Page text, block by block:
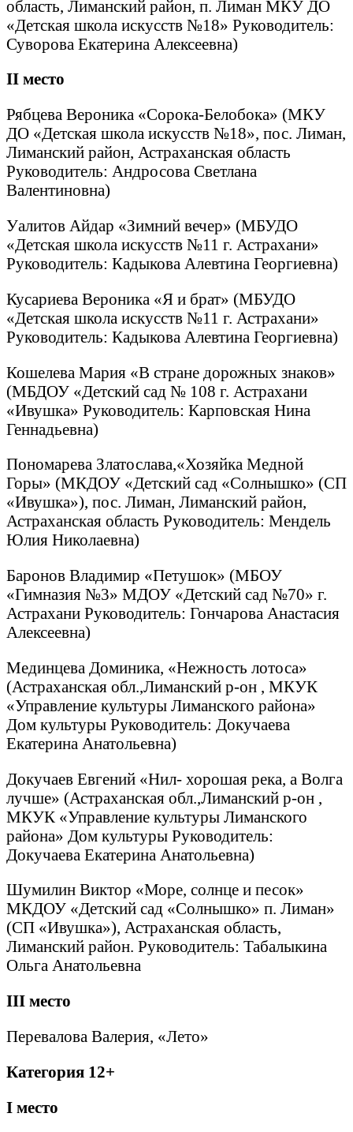
область, Лиманский район, п. Лиман МКУ ДО
«Детская школа искусств №18» Руководитель:
Суворова Екатерина Алексеевна)
II место
Рябцева Вероника «Сорока-Белобока» (МКУ
ДО «Детская школа искусств №18», пос. Лиман,
Лиманский район, Астраханская область
Руководитель: Андросова Светлана
Валентиновна)
Уалитов Айдар «Зимний вечер» (МБУДО
«Детская школа искусств №11 г. Астрахани»
Руководитель: Кадыкова Алевтина Георгиевна)
Кусариева Вероника «Я и брат» (МБУДО
«Детская школа искусств №11 г. Астрахани»
Руководитель: Кадыкова Алевтина Георгиевна)
Кошелева Мария «В стране дорожных знаков»
(МБДОУ «Детский сад № 108 г. Астрахани
«Ивушка» Руководитель: Карповская Нина
Геннадьевна)
Пономарева Златослава,«Хозяйка Медной
Горы» (МКДОУ «Детский сад «Солнышко» (СП
«Ивушка»), пос. Лиман, Лиманский район,
Астраханская область Руководитель: Мендель
Юлия Николаевна)
Баронов Владимир «Петушок» (МБОУ
«Гимназия №3» МДОУ «Детский сад №70» г.
Астрахани Руководитель: Гончарова Анастасия
Алексеевна)
Мединцева Доминика, «Нежность лотоса»
(Астраханская обл.,Лиманский р-он , МКУК
«Управление культуры Лиманского района»
Дом культуры Руководитель: Докучаева
Екатерина Анатольевна)
Докучаев Евгений «Нил- хорошая река, а Волга
лучше» (Астраханская обл.,Лиманский р-он ,
МКУК «Управление культуры Лиманского
района» Дом культуры Руководитель:
Докучаева Екатерина Анатольевна)
Шумилин Виктор «Море, солнце и песок»
МКДОУ «Детский сад «Солнышко» п. Лиман»
(СП «Ивушка»), Астраханская область,
Лиманский район. Руководитель: Табалыкина
Ольга Анатольевна
III место
Перевалова Валерия, «Лето»
Категория 12+
I место